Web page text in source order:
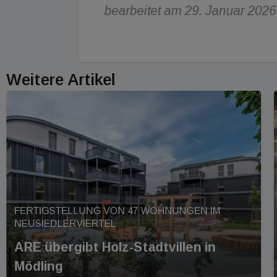
bearbeitet am 29. Januar 2026
Weitere Artikel
FERTIGSTELLUNG VON 47 WOHNUNGEN IM
NEUSIEDLERVIERTEL
ARE übergibt Holz-Stadtvillen in
Mödling